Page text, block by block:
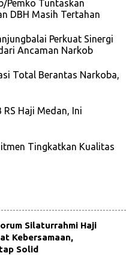
Pemko Tuntaskan
DBH Masih Tertahan
Perkuat Sinergi
Ancaman Narkob
Total Berantas Narkoba,
Haji Medan, Ini
Tingkatkan Kualitas
Silaturrahmi Haji
Kebersamaan,
Solid